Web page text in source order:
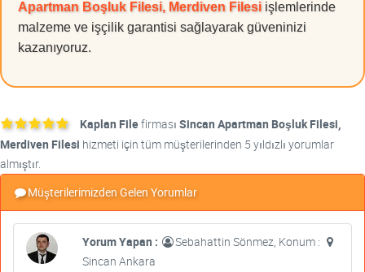
Apartman Boşluk Filesi, Merdiven Filesi işlemlerinde
malzeme ve işçilik garantisi sağlayarak güveninizi
kazanıyoruz.
Kaplan Filefirması Sincan Apartman Boşluk Filesi,
Merdiven Filesi hizmeti için tüm müşterilerinden 5 yıldızlı yorumlar
almıştır.
Müşterilerimizden Gelen Yorumlar
Yorum Yapan :
Sebahattin Sönmez, Konum :
Sincan Ankara